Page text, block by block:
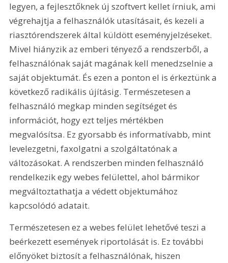
legyen, a fejlesztőknek új szoftvert kellet írniuk, ami
végrehajtja a felhasználók utasításait, és kezeli a
riasztórendszerek által küldött eseményjelzéseket.
Mivel hiányzik az emberi tényező a rendszerből, a
felhasználónak saját magának kell menedzselnie a
saját objektumát. És ezen a ponton el is érkeztünk a
következő radikális újításig. Természetesen a
felhasználó megkap minden segítséget és
információt, hogy ezt teljes mértékben
megvalósítsa. Ez gyorsabb és informatívabb, mint
levelezgetni, faxolgatni a szolgáltatónak a
változásokat. A rendszerben minden felhasználó
rendelkezik egy webes felülettel, ahol bármikor
megváltoztathatja a védett objektumához
kapcsolódó adatait.
Természetesen ez a webes felület lehetővé teszi a
beérkezett események riportolását is. Ez további
előnyöket biztosít a felhasználónak, hiszen